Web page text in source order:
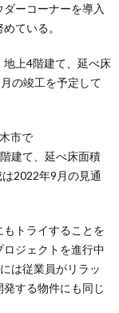
ーコーナーを導入
ている。
上4階建て、延べ床
の竣工を予定して
市で
建て、延べ床面積
2022年9月の見通
トライすることを
ジェクトを進行中
は従業員がリラッ
する物件にも同じ